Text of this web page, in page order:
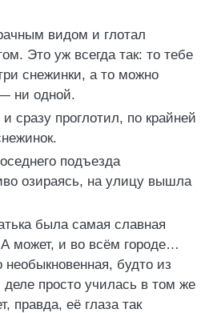
видом и глотал
Это уж всегда так: то тебе
снежинки, а то можно
ни одной.
сразу проглотил, по крайней
подъезда
озираясь, на улицу вышла
была самая славная
может, и во всём городе…
будто из
просто училась в том же
правда, её глаза так